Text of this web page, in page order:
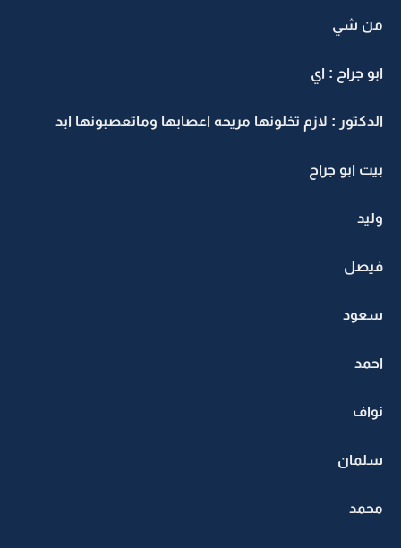
من شي
ابو جراح : اي
الدكتور : لازم تخلونها مريحه اعصابها وماتعصبونها ابد
بيت ابو جراح
وليد
فيصل
سعود
احمد
نواف
سلمان
محمد